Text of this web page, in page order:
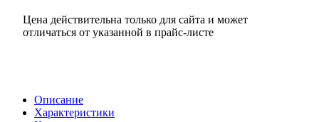
Цена действительна только для сайта и может
отличаться от указанной в прайс-листе
Описание
Характеристики